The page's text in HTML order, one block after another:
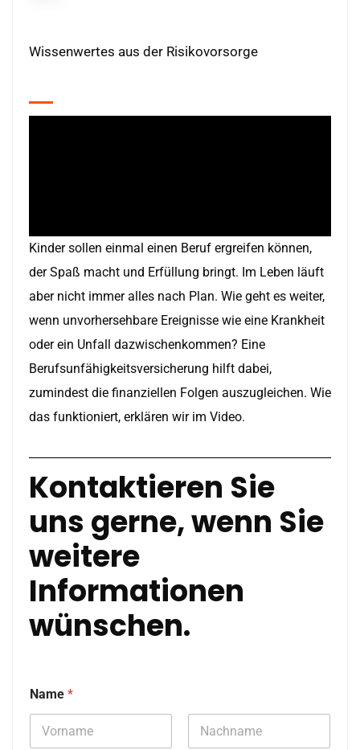
Wissenwertes aus der Risikovorsorge
Kinder sollen einmal einen Beruf ergreifen können,
der Spaß macht und Erfüllung bringt. Im Leben läuft
aber nicht immer alles nach Plan. Wie geht es weiter,
wenn unvorhersehbare Ereignisse wie eine Krankheit
oder ein Unfall dazwischenkommen? Eine
Berufsunfähigkeitsversicherung hilft dabei,
zumindest die finanziellen Folgen auszugleichen. Wie
das funktioniert, erklären wir im Video.
Kontaktieren Sie
uns gerne, wenn Sie
weitere
Informationen
wünschen.
Name *